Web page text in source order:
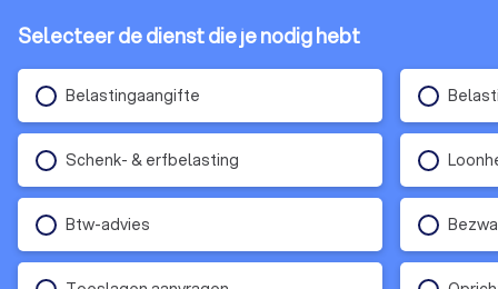
Selecteer de dienst die je nodig hebt
Belastingaangifte
Schenk- & erfbelasting
Btw-advies